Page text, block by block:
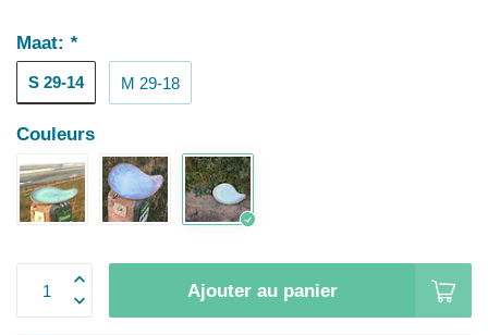
Maat: *
S 29-14 M 29-18
Couleurs
Ajouter au panier